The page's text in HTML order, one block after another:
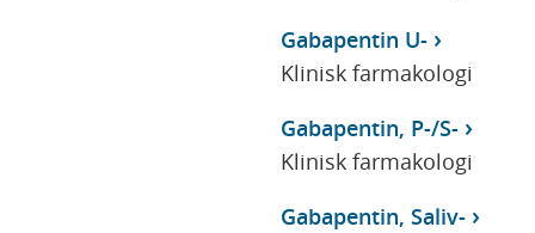
Gabapentin U-
Klinisk farmakologi
Gabapentin, P-/S-
Klinisk farmakologi
Gabapentin, Saliv-